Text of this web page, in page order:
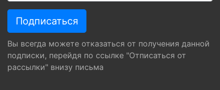
Вы всегда можете отказаться от получения данной
подписки, перейдя по ссылке "Отписаться от
рассылки" внизу письма